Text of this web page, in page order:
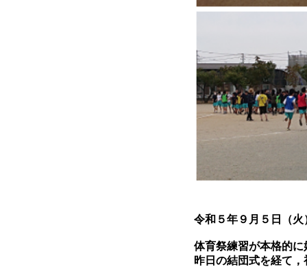
令和５年９月５日（火
体育祭練習が本格的
昨日の結団式を経て